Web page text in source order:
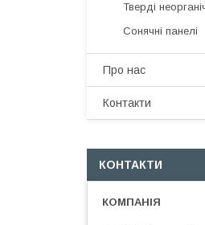
Тверді
Сонячні панелі
Про нас
Контакти
КОНТАКТИ